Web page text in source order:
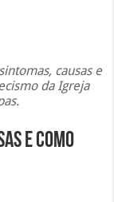
causas e
da Igreja
e Como